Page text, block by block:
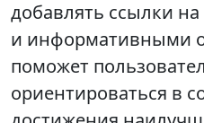
добавлять ссылки
и информативными
поможет
ориентироваться в